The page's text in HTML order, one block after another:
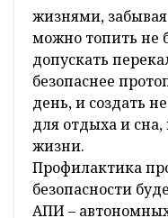
жизнями,
можно топить не
допускать
безопаснее
день, и создать
для отдыха и
жизни.
Профилактика
безопасности
АПИ –